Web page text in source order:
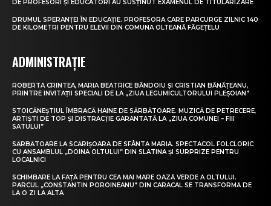
DE PROFESORI ȘI EDUCATORI AU SUSȚINUT EXAMENUL DE TITULARIZARE
DRUMUL SPERANȚEI ÎN EDUCAȚIE. PROFESORA CARE PARCURGE ZILNIC 140
DE KILOMETRI PENTRU ELEVII DIN COMUNA OLTEANĂ FĂGEȚELU
ADMINISTRAȚIE
ROBERTA CRINTEA, MARIA BEATRICE BĂNDOIU ȘI CRISTIAN BĂNĂȚEANU,
PRINTRE INVITAȚII SPECIALI DE LA „ZIUA LEGUMICULTORULUI PLEȘOIAN”
STOICĂNEȘTIUL ÎMBRACĂ HAINE DE SĂRBĂTOARE. MUZICĂ DE PETRECERE,
ARTIȘTI DE TOP ȘI DISTRACȚIE GARANTATĂ LA „ZIUA COMUNEI – FIII
SATULUI”
SĂRBĂTOARE LA SCĂRIȘOARA DE SFÂNTA MARIA. SPECTACOL FOLCLORIC
CU ANSAMBLUL „DOINA OLTULUI” DIN SLATINA ȘI SURPRIZE PENTRU
LOCALNICI
SCHIMBARE LA FAȚĂ PENTRU CEA MAI MARE OAZĂ VERDE A OLTULUI.
PARCUL „CONSTANTIN POROINEANU” DIN CARACAL SE TRANSFORMĂ DE
LA O ZI LA ALTA